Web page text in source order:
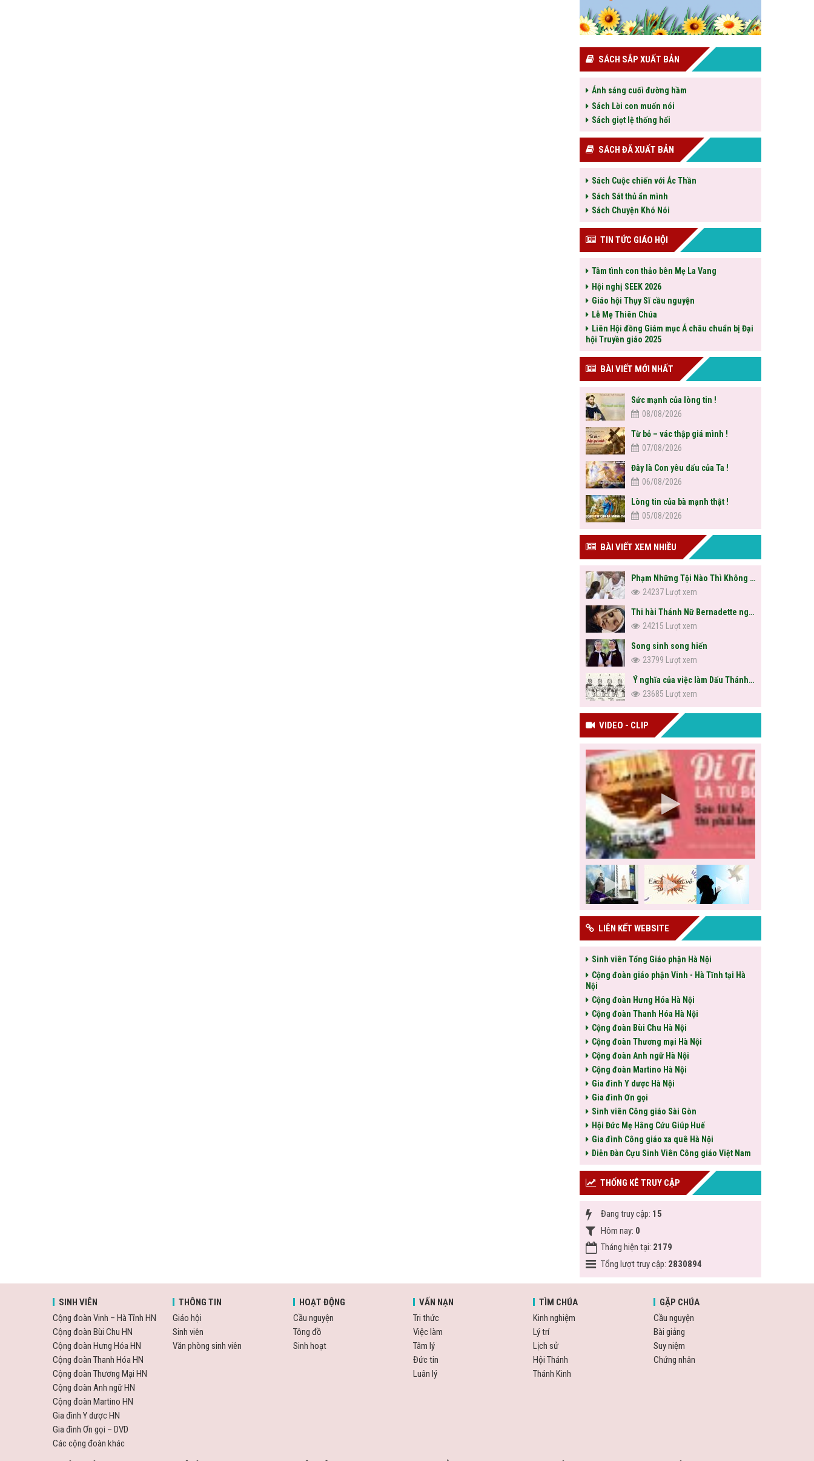
SÁCH SẮP XUẤT BẢN
Ánh sáng cuối đường hầm
Sách Lời con muốn nói
Sách giọt lệ thống hối
SÁCH ĐÃ XUẤT BẢN
Sách Cuộc chiến với Ác Thần
Sách Sát thủ ẩn mình
Sách Chuyện Khó Nói
TIN TỨC GIÁO HỘI
Tâm tình con thảo bên Mẹ La Vang
Hội nghị SEEK 2026
Giáo hội Thụy Sĩ cầu nguyện
Lễ Mẹ Thiên Chúa
Liên Hội đồng Giám mục Á châu chuẩn bị Đại
hội Truyền giáo 2025
BÀI VIẾT MỚI NHẤT
Sức mạnh của lòng tin !
08/08/2026
Từ bỏ – vác thập giá mình !
07/08/2026
Đây là Con yêu dấu của Ta !
06/08/2026
Lòng tin của bà mạnh thật !
05/08/2026
BÀI VIẾT XEM NHIỀU
Phạm Những Tội Nào Thì Không Được Rước Lễ?
24237 Lượt xem
Thi hài Thánh Nữ Bernadette nguyên vẹn sau hơn trăm năm
24215 Lượt xem
Song sinh song hiến
23799 Lượt xem
Ý nghĩa của việc làm Dấu Thánh Giá
23685 Lượt xem
VIDEO - CLIP
LIÊN KẾT WEBSITE
Sinh viên Tổng Giáo phận Hà Nội
Cộng đoàn giáo phận Vinh - Hà Tĩnh tại Hà
Nội
Cộng đoàn Hưng Hóa Hà Nội
Cộng đoàn Thanh Hóa Hà Nội
Cộng đoàn Bùi Chu Hà Nội
Cộng đoàn Thương mại Hà Nội
Cộng đoàn Anh ngữ Hà Nội
Cộng đoàn Martino Hà Nội
Gia đình Y dược Hà Nội
Gia đình Ơn gọi
Sinh viên Công giáo Sài Gòn
Hội Đức Mẹ Hằng Cứu Giúp Huế
Gia đình Công giáo xa quê Hà Nội
Diễn Đàn Cựu Sinh Viên Công giáo Việt Nam
THỐNG KÊ TRUY CẬP
Đang truy cập: 15
Hôm nay: 0
Tháng hiện tại: 2179
Tổng lượt truy cập: 2830894
SINH VIÊN
Cộng đoàn Vinh – Hà Tĩnh HN
Cộng đoàn Bùi Chu HN
Cộng đoàn Hưng Hóa HN
Cộng đoàn Thanh Hóa HN
Cộng đoàn Thương Mại HN
Cộng đoàn Anh ngữ HN
Cộng đoàn Martino HN
Gia đình Y dược HN
Gia đình Ơn gọi – DVD
Các cộng đoàn khác
THÔNG TIN
Giáo hội
Sinh viên
Văn phòng sinh viên
HOẠT ĐỘNG
Cầu nguyện
Tông đồ
Sinh hoạt
VẤN NẠN
Tri thức
Việc làm
Tâm lý
Đức tin
Luân lý
TÌM CHÚA
Kinh nghiệm
Lý trí
Lịch sử
Hội Thánh
Thánh Kinh
GẶP CHÚA
Cầu nguyện
Bài giảng
Suy niệm
Chứng nhân